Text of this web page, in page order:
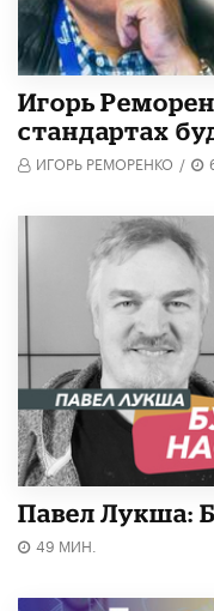
Игорь
стандартах
ИГОРЬ РЕМОРЕНКО /
Павел Лукша:
49 МИН.